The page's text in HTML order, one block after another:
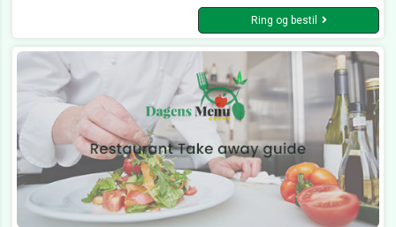
Ring og bestil